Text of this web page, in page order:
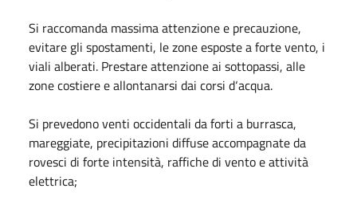
Si raccomanda massima attenzione e precauzione,
evitare gli spostamenti, le zone esposte a forte vento, i
viali alberati. Prestare attenzione ai sottopassi, alle
zone costiere e allontanarsi dai corsi d‘acqua.
Si prevedono venti occidentali da forti a burrasca,
mareggiate, precipitazioni diffuse accompagnate da
rovesci di forte intensità, raffiche di vento e attività
elettrica;